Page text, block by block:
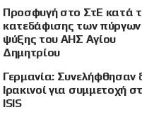
Προσφυγή στο ΣτΕ κατά
κατεδάφισης των πύργων
ψύξης του ΑΗΣ Αγίου
Δημητρίου
Γερμανία: Συνελήφθησαν
Ιρακινοί για συμμετοχή
ISIS